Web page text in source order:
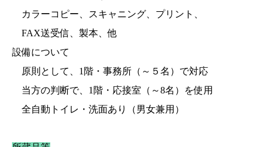
カラーコピー、スキャニング、プリント、
FAX送受信、製本、他
設備について
原則として、1階・事務所（～５名）で対応
当方の判断で、1階・応接室（～8名）を使用
全自動トイレ・洗面あり（男女兼用）